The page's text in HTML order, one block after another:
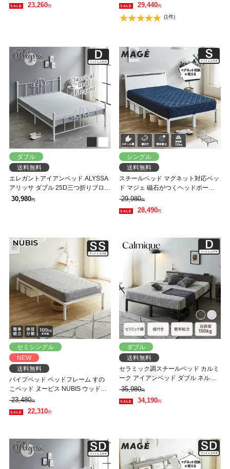
23,260円 29,440円
(1件)
ダブル
送料無料
エレガントアイアンベッド ALYSSA
アリッサ ダブル 25D三つ折りブロッ
クウレタンマットレスセット スチー
30,980円
シングル
送料無料
スチールベッド マグネット対応ベッ
ド マジェ 磁石がつくヘッドボード
シングル スーパーハードマットレス
付 磁石
29,980円
28,490円
セミシングル
NEW
送料無料
パイプベッド ベッドフレーム すの
こベッド ヌービス NUBIS ウッドス
プリング アイアンベッド スチール
ベッド 体圧分散 セミシングル ホワ
イト ネルコZマットレス付 【大型家
23,480円
22,310円
ダブル
送料無料
セラミック調スチールベッド カルミ
ーク アイアンベッド ダブル ネルコZ
マットレス付 スチールベッド スチ
ールベッドフレーム
35,980円
34,190円